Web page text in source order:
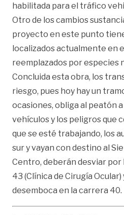
habilitada para el tráfico
Otro de los cambios
proyecto en este punto
localizados actualmente en
reemplazados por especies
Concluida esta obra, los
riesgo, pues hoy hay un
ocasiones, obliga al peatón
vehículos y los peligros que
que se esté trabajando, los
sur y vayan con destino al
Centro, deberán desviar por
43 (Clínica de Cirugía
desemboca en la carrera 40.